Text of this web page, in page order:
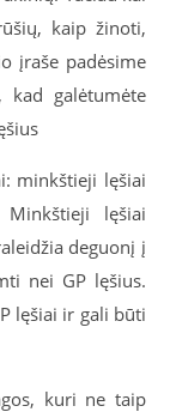
kaip žinoti,
įraše padėsime
kad galėtumėte
minkštieji lęšiai
lęšiai
deguonį į
nei GP lęšius.
lęšiai ir gali būti
kuri ne taip